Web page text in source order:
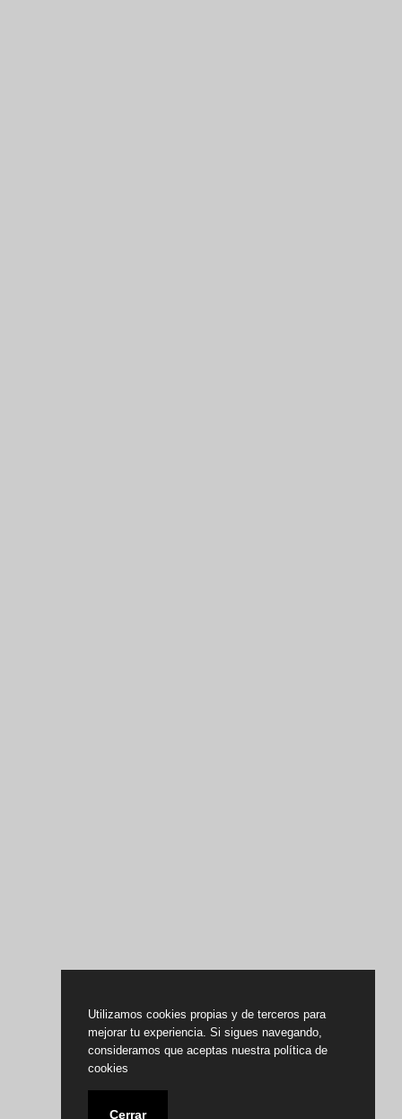
Utilizamos cookies propias y de terceros para
mejorar tu experiencia. Si sigues navegando,
consideramos que aceptas nuestra política de
cookies
Cerrar